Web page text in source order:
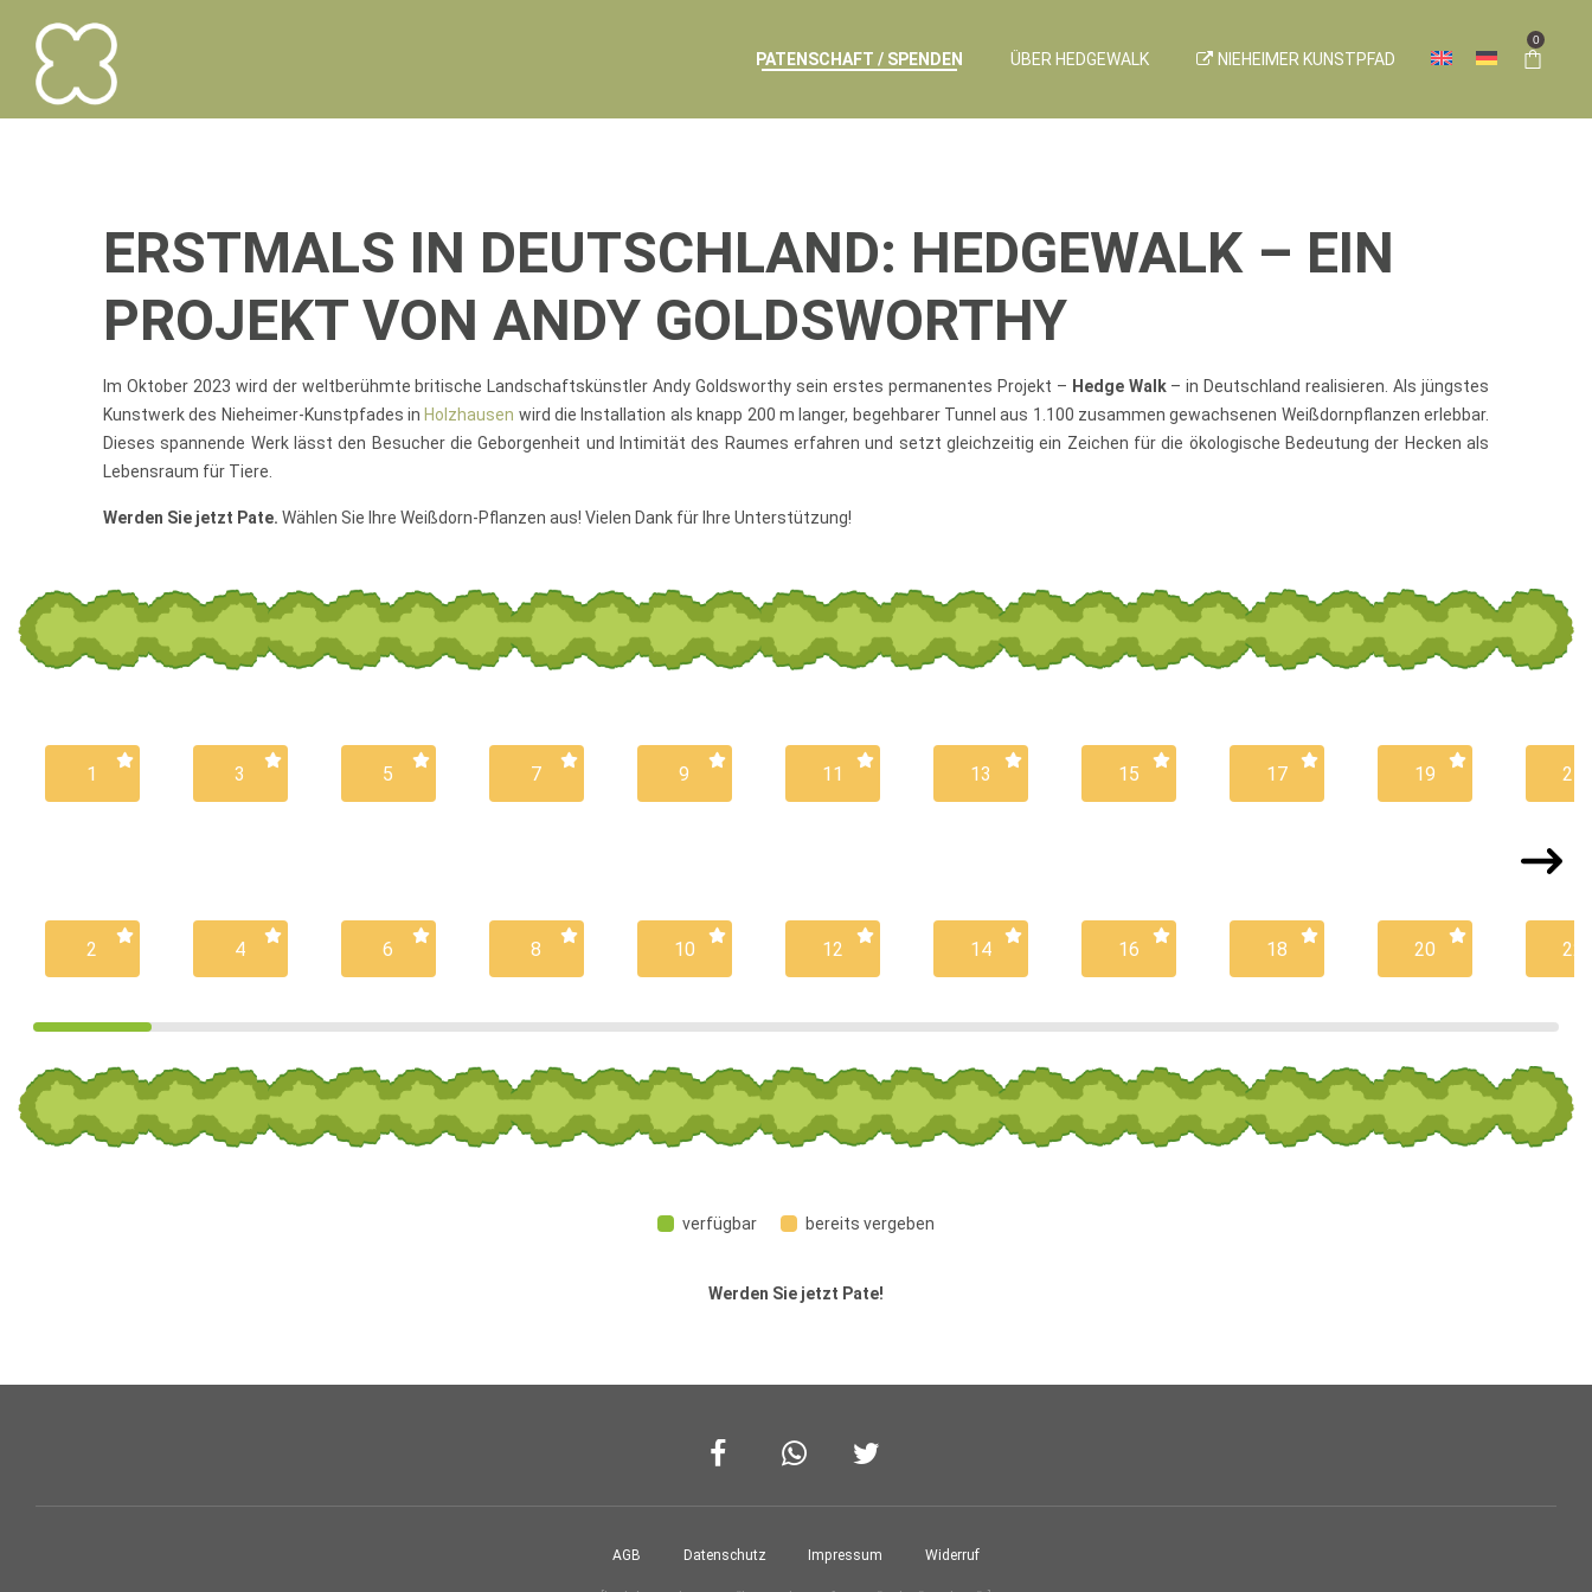
Hedgewalk
Hedgewalk PATENSCHAFT / SPENDEN ÜBER HEDGEWALK NIEHEIMER KUNSTPFAD
0
ERSTMALS IN DEUTSCHLAND: HEDGEWALK – EIN
PROJEKT VON ANDY GOLDSWORTHY
Im Oktober 2023 wird der weltberühmte britische Landschaftskünstler Andy Goldsworthy sein erstes permanentes Projekt – Hedge Walk– in Deutschland realisieren. Als jüngstes
Kunstwerk des Nieheimer-Kunstpfades in Holzhausen wird die Installation als knapp 200 m langer, begehbarer Tunnel aus 1.100 zusammen gewachsenen Weißdornpflanzen erlebbar.
Dieses spannende Werk lässt den Besucher die Geborgenheit und Intimität des Raumes erfahren und setzt gleichzeitig ein Zeichen für die ökologische Bedeutung der Hecken als
Lebensraum für Tiere.
Werden Sie jetzt Pate. Wählen Sie Ihre Weißdorn-Pflanzen aus! Vielen Dank für Ihre Unterstützung!
1
2
3
4
5
6
7
8
9
10
11
12
13
14
15
16
17
18
19
20
21
22
verfügbar bereits vergeben
Werden Sie jetzt Pate!
Facebook Whatsapp
AGB Datenschutz­ Impressum Widerruf